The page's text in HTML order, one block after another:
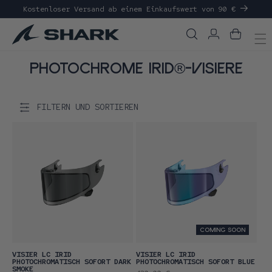
Kostenloser Versand ab einem Einkaufswert von 90 €
AnmeldenWarenkorb
S
m
Photochrome IRID®-Visiere
FILTERN UND SORTIEREN
VISIER LC IRID
PHOTOCHROMATISCH SOFORT DARK
SMOKE
COMING SOON
VISIER LC IRID
PHOTOCHROMATISCH SOFORT BLUE